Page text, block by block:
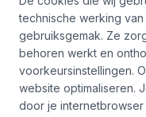
technische werking
gebruiksgemak. Ze
behoren werkt en
voorkeursinstellingen.
website optimaliseren.
door je